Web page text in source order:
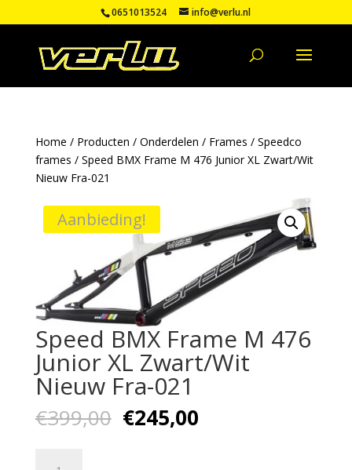
0651013524 info@verlu.nl
Home / Producten / Onderdelen / Frames / Speedco
frames / Speed BMX Frame M 476 Junior XL Zwart/Wit
Nieuw Fra-021
Aanbieding!
Speed BMX Frame M 476
Junior XL Zwart/Wit
Nieuw Fra-021
€399,00 Oorspronkelijke
prijs
€245,00Huidige